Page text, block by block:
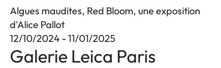
Algues maudites, Red Bloom, une exposition
d'Alice Pallot
12/10/2024 - 11/01/2025
Galerie Leica Paris